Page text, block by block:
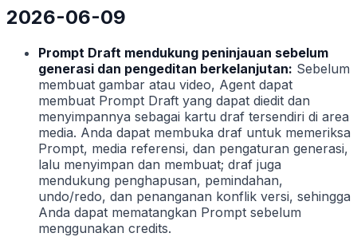
2026-06-09
Prompt Draft mendukung peninjauan sebelum
generasi dan pengeditan berkelanjutan: Sebelum
membuat gambar atau video, Agent dapat
membuat Prompt Draft yang dapat diedit dan
menyimpannya sebagai kartu draf tersendiri di area
media. Anda dapat membuka draf untuk memeriksa
Prompt, media referensi, dan pengaturan generasi,
lalu menyimpan dan membuat; draf juga
mendukung penghapusan, pemindahan,
undo/redo, dan penanganan konflik versi, sehingga
Anda dapat mematangkan Prompt sebelum
menggunakan credits.